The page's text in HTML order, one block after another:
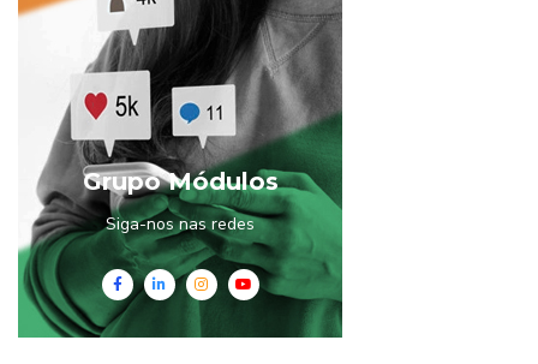
Grupo Módulos
Siga-nos nas redes